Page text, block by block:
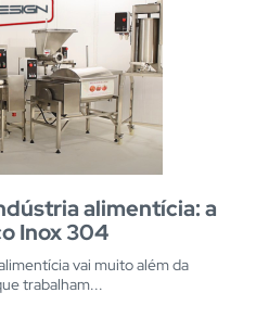
alimentícia: a
Inox 304
vai muito além da
trabalham...